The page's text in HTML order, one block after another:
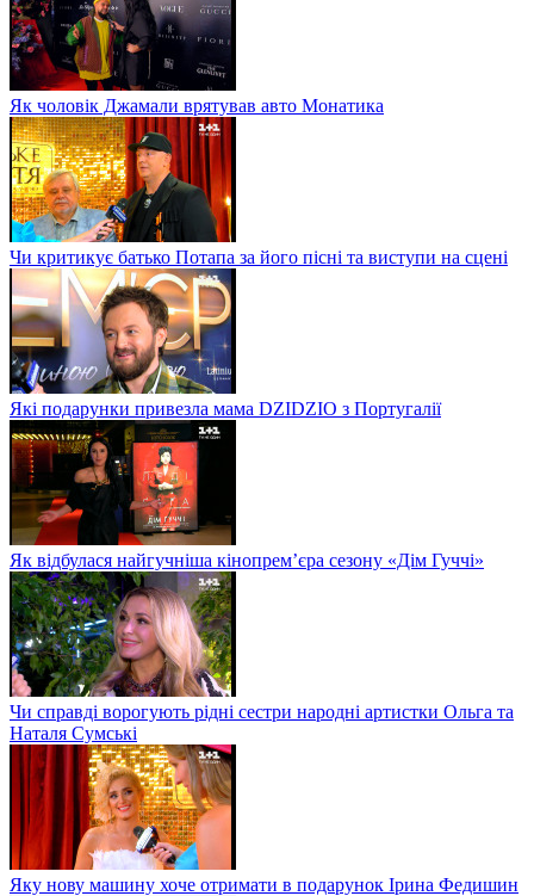
Як чоловік Джамали врятував авто Монатика
Чи критикує батько Потапа за його пісні та виступи на сцені
Які подарунки привезла мама DZIDZIO з Португалії
Як відбулася найгучніша кінопрем’єра сезону «Дім Гуччі»
Чи справді ворогують рідні сестри народні артистки Ольга та
Наталя Сумські
Яку нову машину хоче отримати в подарунок Ірина Федишин